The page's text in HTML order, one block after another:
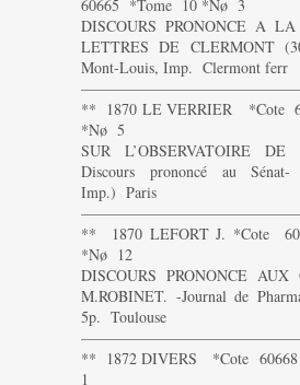
60665 *Tome 10 *Nø 3
DISCOURS PRONONCE A
LETTRES DE CLERMONT
Mont-Louis, Imp. Clermont ferr
** 1870 LE VERRIER *Cote
*Nø 5
SUR L’OBSERVATOIRE
Discours prononcé au Sénat-
Imp.) Paris
** 1870 LEFORT J. *Cote
*Nø 12
DISCOURS PRONONCE AUX
M.ROBINET. -Journal de
5p. Toulouse
** 1872 DIVERS *Cote
1